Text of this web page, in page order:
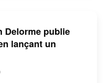
Delorme publie
lançant un